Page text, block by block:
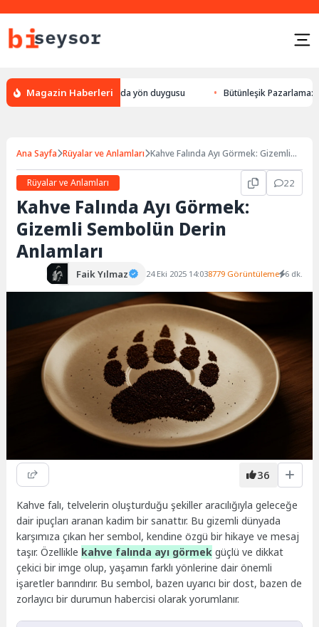
Magazin Haberleri
bulması, hayvanlarda yön duygusu Bütünleşik Pazarlama:
Ana Sayfa Rüyalar ve Anlamları Kahve Falında Ayı Görmek: Gizemli
Rüyalar ve Anlamları
22
Kahve Falında Ayı Görmek:
Gizemli Sembolün Derin
Anlamları
Faik Yılmaz 24 Eki 2025 14:038779 Görüntüleme 6 dk.
36
Kahve falı, telvelerin oluşturduğu şekiller aracılığıyla geleceğe
dair ipuçları aranan kadim bir sanattır. Bu gizemli dünyada
karşımıza çıkan her sembol, kendine özgü bir hikaye ve mesaj
taşır. Özellikle kahve falında ayı görmek güçlü ve dikkat
çekici bir imge olup, yaşamın farklı yönlerine dair önemli
işaretler barındırır. Bu sembol, bazen uyarıcı bir dost, bazen de
zorlayıcı bir durumun habercisi olarak yorumlanır.